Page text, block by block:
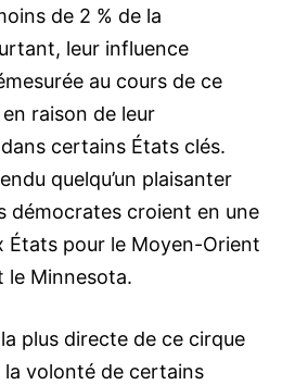
de 2 % de la
leur influence
au cours de ce
raison de leur
certains États clés.
quelqu’un plaisanter
démocrates croient en une
États pour le Moyen-Orient
le Minnesota.
plus directe de ce cirque
la volonté de certains